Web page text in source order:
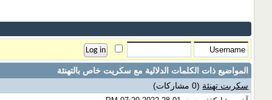
المواضيع ذات الكلمات الدلالية مع سكريت خاص بالتهنئة
سكربت تهنئة (0 مشاركات)